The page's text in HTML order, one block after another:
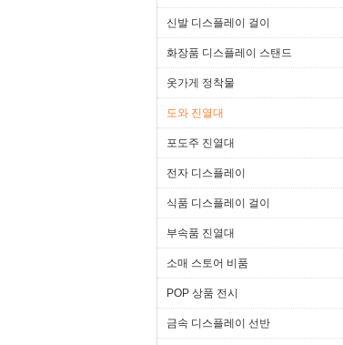
신발 디스플레이 걸이
화장품 디스플레이 스탠드
옷가게 정착물
도와 진열대
포도주 진열대
전자 디스플레이
식품 디스플레이 걸이
부속품 진열대
소매 스토어 비품
POP 상품 전시
금속 디스플레이 선반